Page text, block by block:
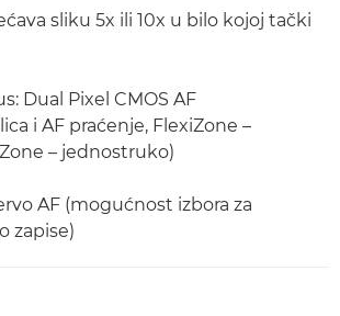
sliku 5x ili 10x u bilo kojoj tački
Dual Pixel CMOS AF
i AF praćenje, FlexiZone –
– jednostruko)
AF (mogućnost izbora za
zapise)